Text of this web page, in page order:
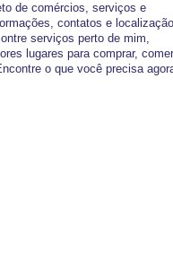
de comércios, serviços e
contatos e localização
serviços perto de mim,
lugares para comprar, comer
o que você precisa